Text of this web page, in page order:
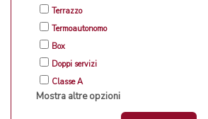
Terrazzo
Termoautonomo
Box
Doppi servizi
Classe A
Mostra altre opzioni